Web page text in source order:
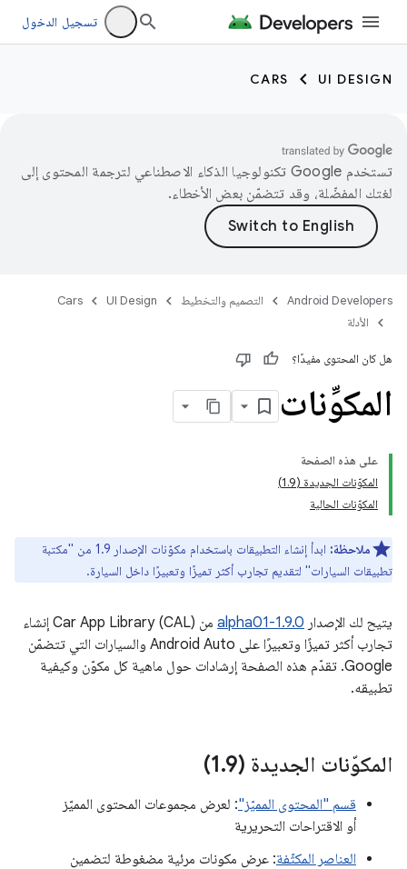
تسجيل الدخول
UI DESIGN
CARS
تستخدم Google تكنولوجيا الذكاء الاصطناعي لترجمة المحتوى إلى
لغتك المفضّلة، وقد تتضمّن بعض الأخطاء.
Android Developers التصميم والتخطيط UI Design
Cars
الأدلة
هل كان المحتوى مفيدًا؟
المكوِّنات
على هذه الصفحة
المكوّنات الجديدة (1 .9)
المكوّنات الحالية
ملاحظة:
ابدأ إنشاء التطبيقات باستخدام مكوّنات الإصدار 1.9 من "مكتبة
تطبيقات السيارات" لتقديم تجارب أكثر تميزًا وتعبيرًا داخل السيارة.
يتيح لك الإصدار 1.9.0-alpha01
من Car App Library (CAL) إنشاء
تجارب أكثر تميزًا وتعبيرًا على Android Auto والسيارات التي تتضمّن
Google. تقدّم هذه الصفحة إرشادات حول ماهية كل مكوّن وكيفية
تطبيقه.
المكوّنات الجديدة (1 .9)
قسم "المحتوى المميّز": لعرض مجموعات المحتوى المميّز
أو الاقتراحات التحريرية
العناصر المكثّفة: عرض مكونات مرئية مضغوطة لتضمين